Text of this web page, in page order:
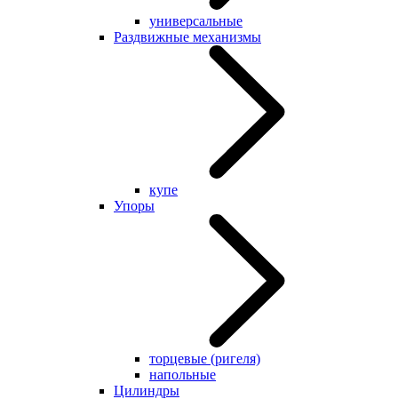
универсальные
Раздвижные механизмы
купе
Упоры
торцевые (ригеля)
напольные
Цилиндры